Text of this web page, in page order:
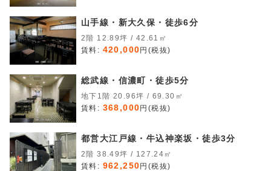
山手線・新大久保・徒歩6分
2階 12.89坪 / 42.61㎡
賃料: 420,000 円(税抜)
総武線・信濃町・徒歩5分
地下1階 20.96坪 / 69.30㎡
賃料: 368,000 円(税抜)
都営大江戸線・牛込神楽坂・徒歩3分
2階 38.49坪 / 127.24㎡
賃料: 962,250 円(税抜)